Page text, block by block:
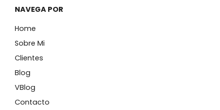
k
d
i
n
t
NAVEGA POR
Home
Sobre Mi
Clientes
Blog
VBlog
Contacto